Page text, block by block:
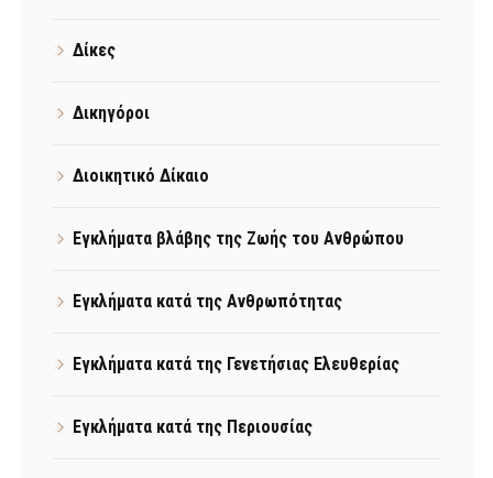
Δίκες
Δικηγόροι
Διοικητικό Δίκαιο
Εγκλήματα βλάβης της Ζωής του Ανθρώπου
Εγκλήματα κατά της Ανθρωπότητας
Εγκλήματα κατά της Γενετήσιας Ελευθερίας
Εγκλήματα κατά της Περιουσίας